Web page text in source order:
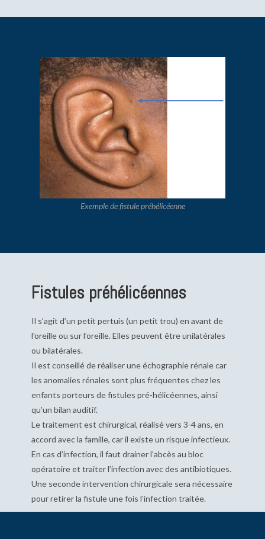
Exemple de fistule préhélicéenne
Fistules préhélicéennes
Il s’agit d’un petit pertuis (un petit trou) en avant de
l’oreille ou sur l’oreille. Elles peuvent être unilatérales
ou bilatérales.
Il est conseillé de réaliser une échographie rénale car
les anomalies rénales sont plus fréquentes chez les
enfants porteurs de fistules pré-hélicéennes, ainsi
qu’un bilan auditif.
Le traitement est chirurgical, réalisé vers 3-4 ans, en
accord avec la famille, car il existe un risque infectieux.
En cas d’infection, il faut drainer l’abcès au bloc
opératoire et traiter l’infection avec des antibiotiques.
Une seconde intervention chirurgicale sera nécessaire
pour retirer la fistule une fois l’infection traitée.